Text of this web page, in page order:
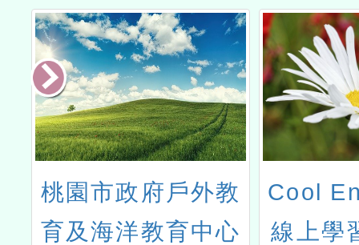
桃園市政府戶外教
育及海洋教育中心
Cool
線上學